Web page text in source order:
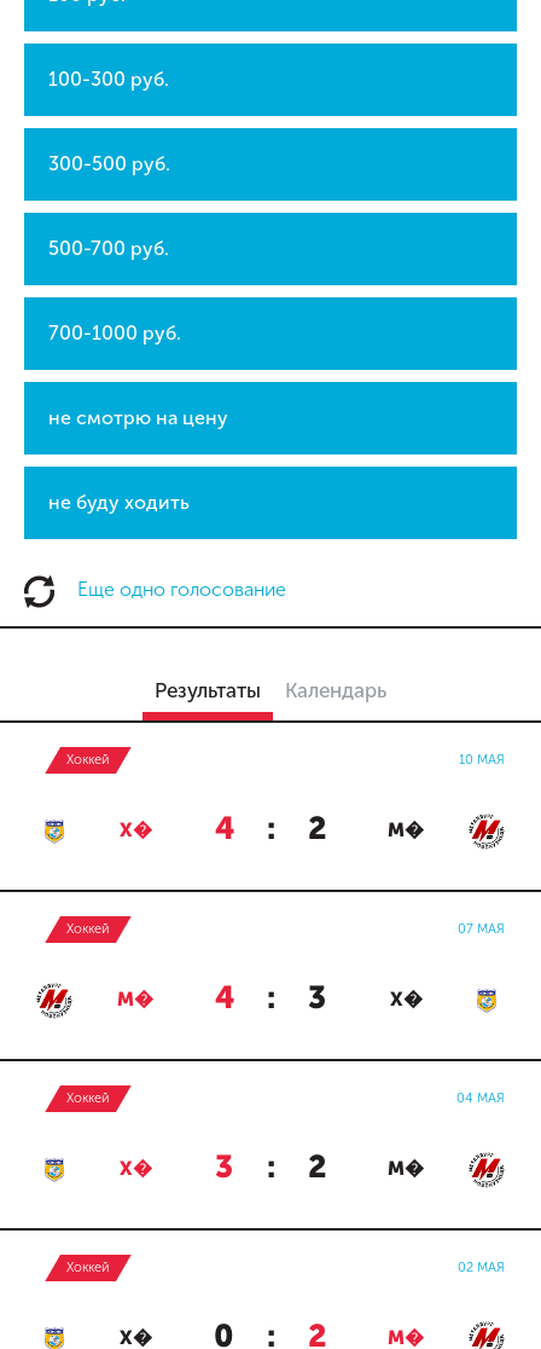
100-300 руб.
300-500 руб.
500-700 руб.
700-1000 руб.
не смотрю на цену
не буду ходить
Еще одно голосование
Результаты Календарь
Хоккей 10 МАЯ
Х� 4 : 2 М�
Хоккей 07 МАЯ
М� 4 : 3 Х�
Хоккей 04 МАЯ
Х� 3 : 2 М�
Хоккей 02 МАЯ
Х� 0 : 2 М�